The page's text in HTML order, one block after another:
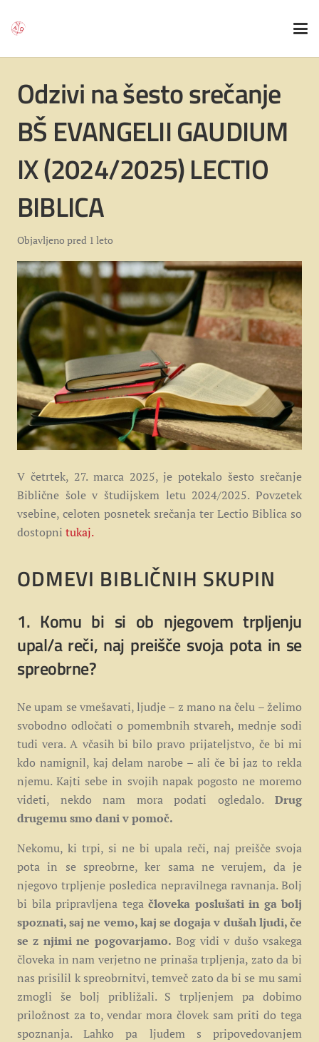
Odzivi na šesto srečanje
BŠ EVANGELII GAUDIUM
IX (2024/2025) LECTIO
BIBLICA
Objavljeno pred 1 leto
V četrtek, 27. marca 2025, je potekalo šesto srečanje
Biblične šole v študijskem letu 2024/2025. Povzetek
vsebine, celoten posnetek srečanja ter Lectio Biblica so
dostopni tukaj.
ODMEVI BIBLIČNIH SKUPIN
1. Komu bi si ob njegovem trpljenju
upal/a reči, naj preišče svoja pota in se
spreobrne?
Ne upam se vmešavati, ljudje – z mano na čelu – želimo
svobodno odločati o pomembnih stvareh, mednje sodi
tudi vera. A včasih bi bilo pravo prijateljstvo, če bi mi
kdo namignil, kaj delam narobe – ali če bi jaz to rekla
njemu. Kajti sebe in svojih napak pogosto ne moremo
videti, nekdo nam mora podati ogledalo. Drug
drugemu smo dani v pomoč.
Nekomu, ki trpi, si ne bi upala reči, naj preišče svoja
pota in se spreobrne, ker sama ne verujem, da je
njegovo trpljenje posledica nepravilnega ravnanja. Bolj
bi bila pripravljena tega človeka poslušati in ga bolj
spoznati, saj ne vemo, kaj se dogaja v dušah ljudi, če
se z njimi ne pogovarjamo. Bog vidi v dušo vsakega
človeka in nam verjetno ne prinaša trpljenja, zato da bi
nas prisilil k spreobrnitvi, temveč zato da bi se mu sami
zmogli še bolj približali. S trpljenjem pa dobimo
priložnost za to, vendar mora človek sam priti do tega
spoznanja. Lahko pa ljudem s pripovedovanjem